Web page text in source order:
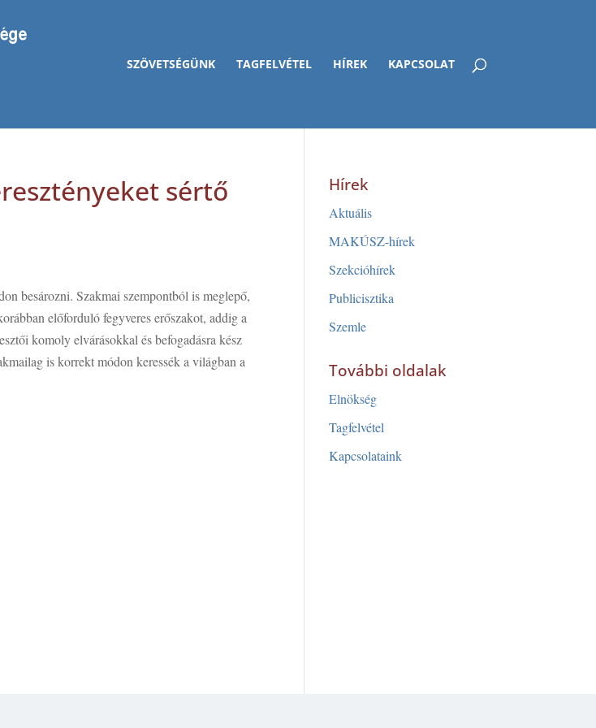
SZÖVETSÉGÜNK TAGFELVÉTEL HÍREK KAPCSOLAT
sértő
besározni. Szakmai szempontból is meglepő,
előforduló fegyveres erőszakot, addig a
komoly elvárásokkal és befogadásra kész
is korrekt módon keressék a világban a
Hírek
Aktuális
MAKÚSZ-hírek
Szekcióhírek
Publicisztika
Szemle
További oldalak
Elnökség
Tagfelvétel
Kapcsolataink